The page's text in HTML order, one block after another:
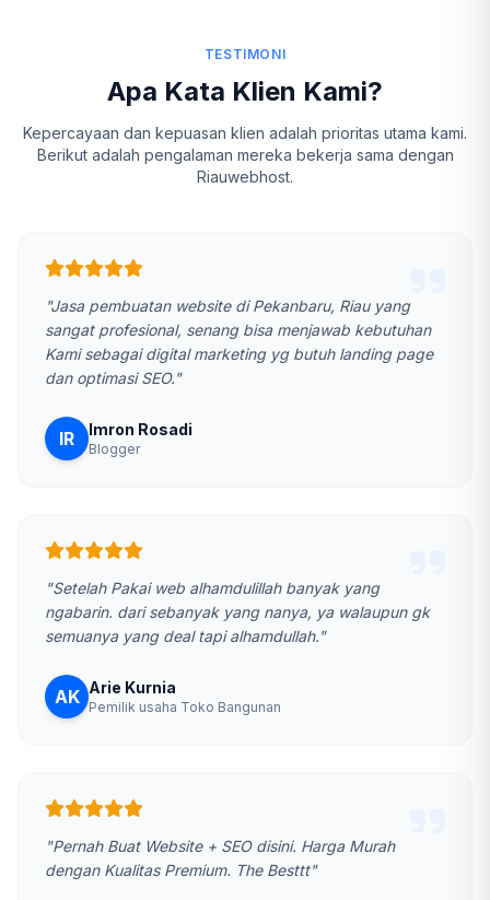
TESTIMONI
Apa Kata Klien Kami?
Kepercayaan dan kepuasan klien adalah prioritas utama kami.
Berikut adalah pengalaman mereka bekerja sama dengan
Riauwebhost.
"Jasa pembuatan website di Pekanbaru, Riau yang
sangat profesional, senang bisa menjawab kebutuhan
Kami sebagai digital marketing yg butuh landing page
dan optimasi SEO."
IR Imron Rosadi
Blogger
"Setelah Pakai web alhamdulillah banyak yang
ngabarin. dari sebanyak yang nanya, ya walaupun gk
semuanya yang deal tapi alhamdullah."
AK Arie Kurnia
Pemilik usaha Toko Bangunan
"Pernah Buat Website + SEO disini. Harga Murah
dengan Kualitas Premium. The Besttt"